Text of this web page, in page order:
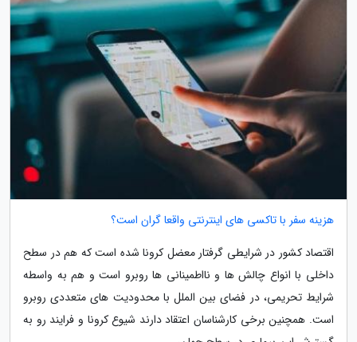
هزینه سفر با تاکسی های اینترنتی واقعا گران است؟
اقتصاد کشور در شرایطی گرفتار معضل کرونا شده است که هم در سطح
داخلی با انواع چالش ها و نااطمینانی ها روبرو است و هم به واسطه
شرایط تحریمی، در فضای بین الملل با محدودیت های متعددی روبرو
است. همچنین برخی کارشناسان اعتقاد دارند شیوع کرونا و فرایند رو به